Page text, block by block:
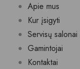
Apie mus
Kur įsigyti
Servisų salonai
Gamintojai
Kontaktai